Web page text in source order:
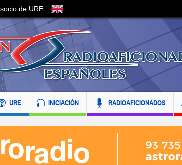
de URE
URE INICIACIÓN RADIOAFICIONADOS